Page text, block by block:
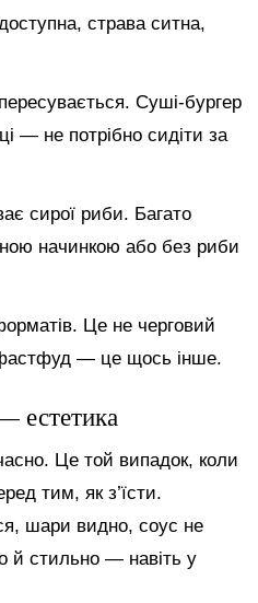
страва ситна,
Суші-бургер
— не потрібно сидіти за
сирої риби. Багато
начинкою або без риби
Це не черговий
— це щось інше.
естетика
Це той випадок, коли
тим, як з’їсти.
шари видно, соус не
й стильно — навіть у